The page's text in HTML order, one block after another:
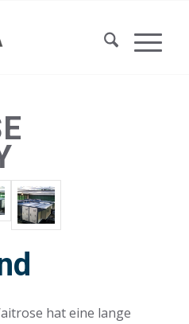
hat eine lange